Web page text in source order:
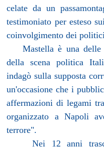
celate da un
testimoniato per esteso
coinvolgimento dei
Mastella è una delle
della scena politica
indagò sulla supposta
un'occasione che i
affermazioni di legami
organizzato a Napoli
terrore".
Nei 12 anni